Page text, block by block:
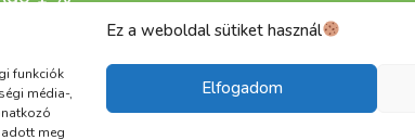
Ez a weboldal sütiket használ
funkciók
média-,
meg
Elfogadom
Adománygyűjtő kampányaink
Fejlesztő és Gondozó Központ kialakítása